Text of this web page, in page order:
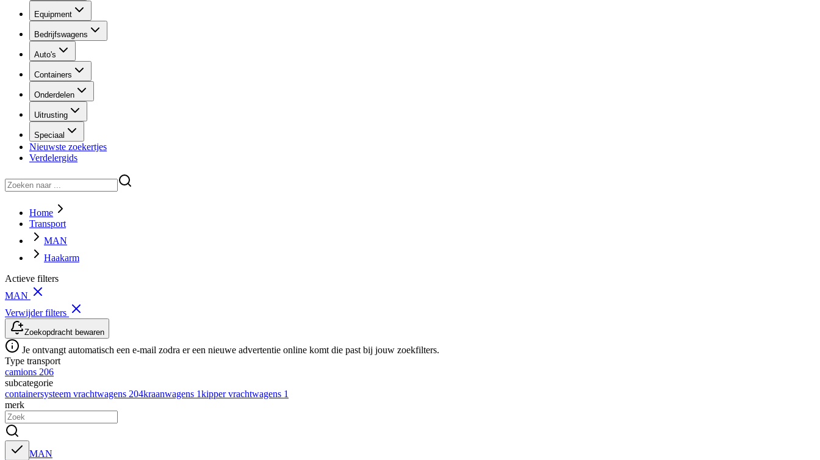
Equipment
Bedrijfswagens
Auto's
Containers
Onderdelen
Uitrusting
Speciaal
Nieuwste zoekertjes
Verdelergids
Home
Transport
MAN
Haakarm
Actieve filters
MAN
Verwijder filters
Zoekopdracht bewaren
Je ontvangt automatisch een e-mail zodra er een nieuwe advertentie online komt die past bij jouw zoekfilters.
Type transport
camions 206
subcategorie
containersysteem vrachtwagens 204kraanwagens 1kipper vrachtwagens 1
merk
MAN